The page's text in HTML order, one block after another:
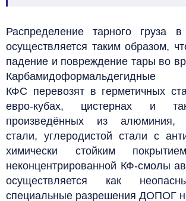
Распределение тарного груза
осуществляется таким образом,
падение и повреждение тары во
КФС перевозят в герметичных
евро-кубах, цистернах и
произведённых из алюминия,
стали, углеродистой стали с
химически стойким
неконцентрированной КФ-смолы
осуществляется как
специальные разрешения ДОПОГ